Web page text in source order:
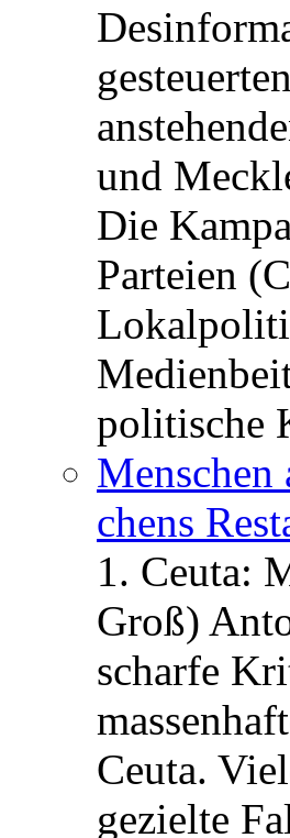
und
Die
Parteien
politische
chens
1. Ceuta:
Groß)
scharfe
Ceuta.
gezielte